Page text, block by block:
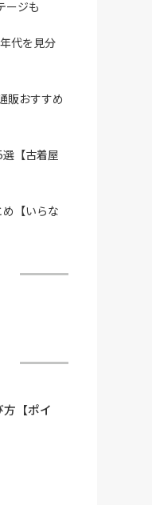
ージも
代を見分
販おすすめ
【古着屋
め【いらな
【ポイ